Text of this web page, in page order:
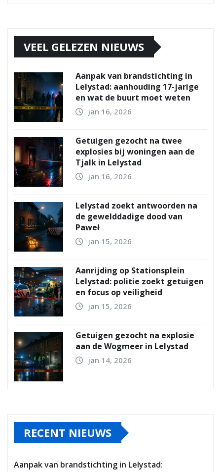
VEEL GELEZEN NIEUWS
Aanpak van brandstichting in
Lelystad: aanhouding 17-jarige
en wat de buurt moet weten
jan 16, 2026
Getuigen gezocht na twee
explosies bij woningen aan de
Tjalk in Lelystad
jan 16, 2026
Lelystad zoekt antwoorden na
de gewelddadige dood van
Paweł
jan 15, 2026
Aanrijding op Stationsplein
Lelystad: politie zoekt getuigen
en focus op veiligheid
jan 15, 2026
Getuigen gezocht na explosie
aan de Wogmeer in Lelystad
jan 14, 2026
RECENT NIEUWS
Aanpak van brandstichting in Lelystad: